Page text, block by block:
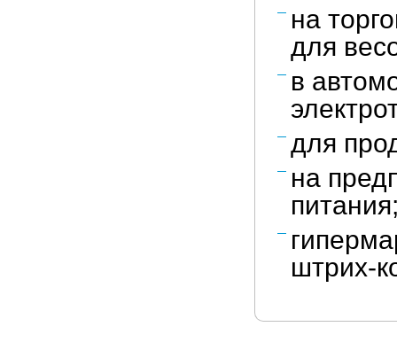
на
для
в
для
на
штрих-